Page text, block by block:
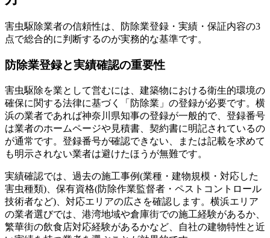
害虫駆除業者の信頼性は、防除業登録・実績・保証内容の3
点で総合的に判断するのが実務的な基準です。
防除業登録と実績確認の重要性
害虫駆除を業として営むには、建築物における衛生的環境の
確保に関する法律に基づく「防除業」の登録が必要です。横
浜の業者であれば神奈川県知事の登録が一般的で、登録番号
は業者のホームページや見積書、契約書に明記されているの
が通常です。登録番号が確認できない、または記載を求めて
も明示されない業者は避けたほうが無難です。
実績確認では、過去の施工事例(業種・建物規模・対応した
害虫種類)、保有資格(防除作業監督者・ペストコントロール
技術者など)、対応エリアの広さを確認します。横浜エリア
の業者選びでは、港湾地域や倉庫街での施工経験があるか、
繁華街の飲食店対応経験があるかなど、自社の建物特性と近